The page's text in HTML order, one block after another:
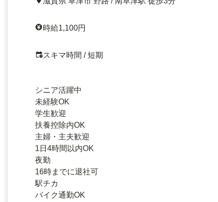
時給1,100円
スキマ時間 / 短期
シニア活躍中
未経験OK
学生歓迎
扶養控除内OK
主婦・主夫歓迎
1日4時間以内OK
夜勤
16時までに退社可
駅チカ
バイク通勤OK